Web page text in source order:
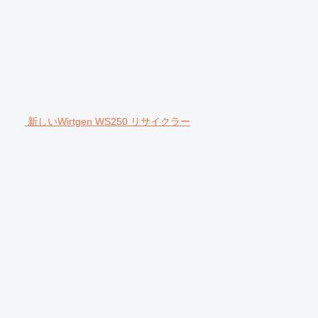
新しいWirtgen WS250 リサイクラー